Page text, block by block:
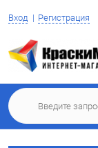
Вход Регистрация